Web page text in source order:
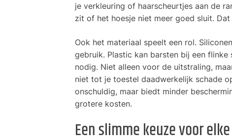
je verkleuring of haarscheurtjes aan de
zit of het hoesje niet meer goed sluit.
Ook het materiaal speelt een rol.
gebruik. Plastic kan barsten bij een
nodig. Niet alleen voor de uitstraling,
niet tot je toestel daadwerkelijk schade
onschuldig, maar biedt minder
grotere kosten.
Een slimme keuze voor